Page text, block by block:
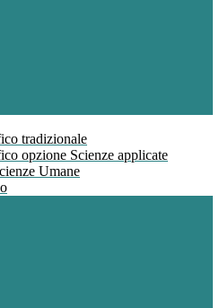
tradizionale
opzione Scienze applicate
Umane